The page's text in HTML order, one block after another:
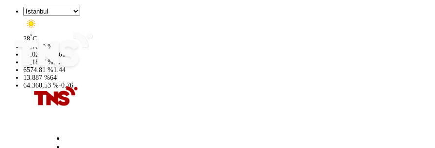
28°C
47,7069 %
55,0265
0.01
64,1897 %0.02
6574.81 %1.44
13.887 %64
64.360,53 %-0.76